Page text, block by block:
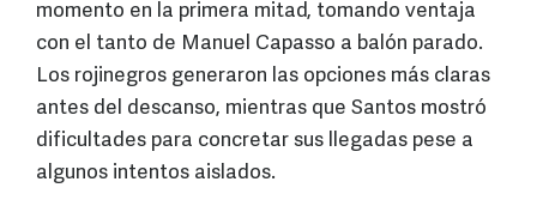
momento en la primera mitad, tomando ventaja
con el tanto de Manuel Capasso a balón parado.
Los rojinegros generaron las opciones más claras
antes del descanso, mientras que Santos mostró
dificultades para concretar sus llegadas pese a
algunos intentos aislados.